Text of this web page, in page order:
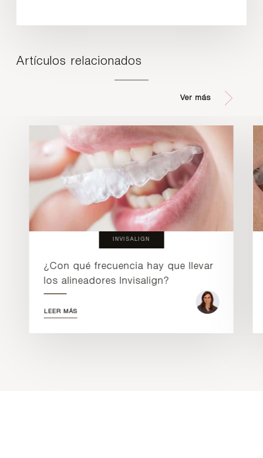
Artículos relacionados
Ver más
INVISALIGN
¿Con qué frecuencia hay que llevar
los alineadores Invisalign?
LEER MÁS